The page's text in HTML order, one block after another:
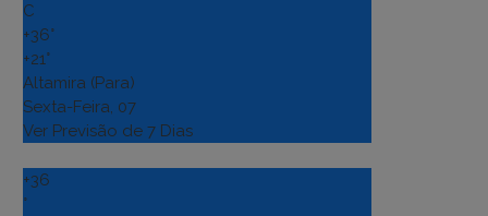
C
+36°
+21°
Altamira (Para)
Sexta-Feira, 07
Ver Previsão de 7 Dias
+36
°